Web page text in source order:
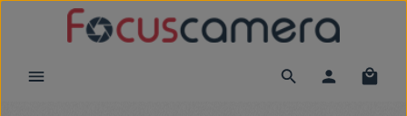
Ugrás a fő tartalomra